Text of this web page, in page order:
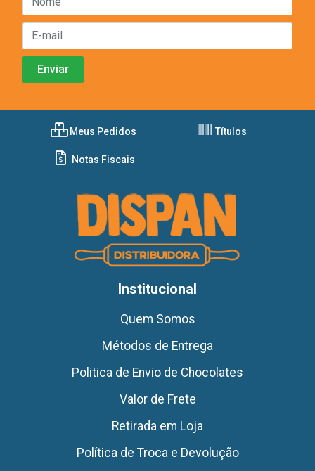
Meus Pedidos Títulos
Notas Fiscais
Institucional
Quem Somos
Métodos de Entrega
Politica de Envio de Chocolates
Valor de Frete
Retirada em Loja
Política de Troca e Devolução